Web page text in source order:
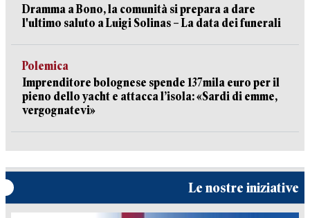
Dramma a Bono, la comunità si prepara a dare
l'ultimo saluto a Luigi Solinas – La data dei funerali
Polemica
Imprenditore bolognese spende 137mila euro per il
pieno dello yacht e attacca l’isola: «Sardi di emme,
vergognatevi»
Le nostre iniziative